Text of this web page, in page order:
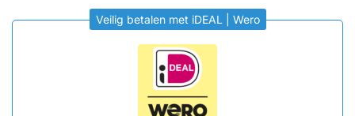
Veilig betalen met iDEAL | Wero